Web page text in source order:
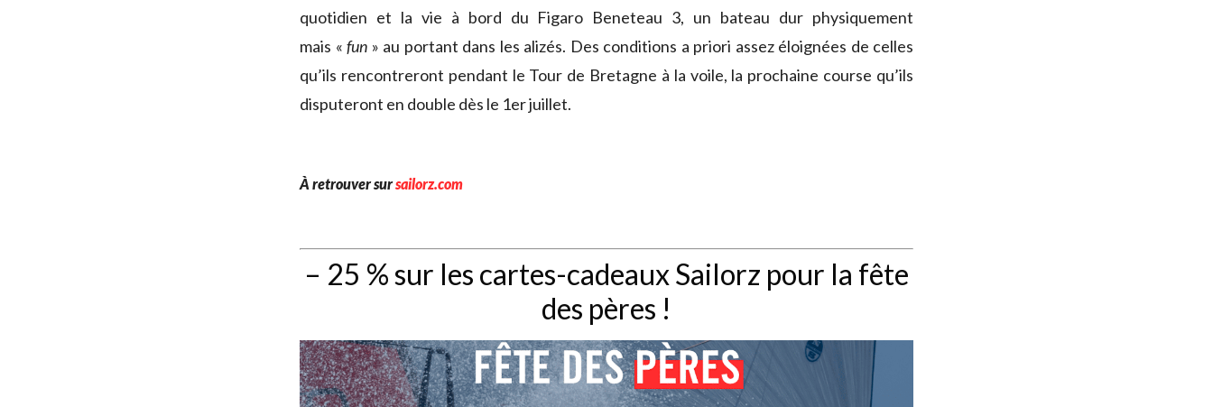
quotidien et la vie à bord du Figaro Beneteau 3, un bateau dur physiquement
mais « fun » au portant dans les alizés. Des conditions a priori assez éloignées de celles
qu’ils rencontreront pendant le Tour de Bretagne à la voile, la prochaine course qu’ils
disputeront en double dès le 1er juillet.
À retrouver sursailorz.com
– 25 % sur les cartes-cadeaux Sailorz pour la fête
des pères !